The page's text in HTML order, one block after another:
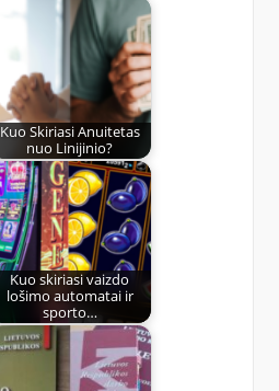
Kuo Skiriasi Anuitetas
nuo Linijinio?
Kuo skiriasi vaizdo
lošimo automatai ir
sporto…